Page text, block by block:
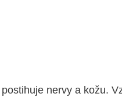
nervy a kožu.